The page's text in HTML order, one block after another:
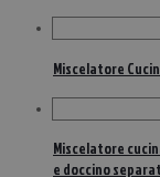
Miscelatore
Miscelatore
e doccino